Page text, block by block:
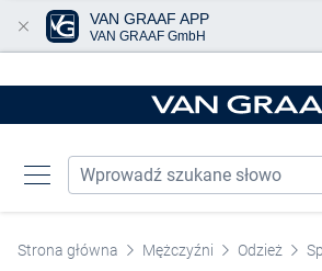
Strona główna Mężczyźni Odzież
VAN GRAAF APP
VAN GRAAF GmbH